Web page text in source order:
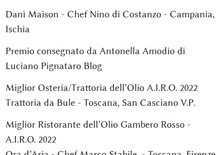
Danì Maison - Chef Nino di Costanzo - Campania,
Ischia
Premio consegnato da Antonella Amodio di
Luciano Pignataro Blog
Miglior Osteria/Trattoria dell’Olio A.I.R.O. 2022
Trattoria da Bule - Toscana, San Casciano V.P.
Miglior Ristorante dell’Olio Gambero Rosso -
A.I.R.O. 2022